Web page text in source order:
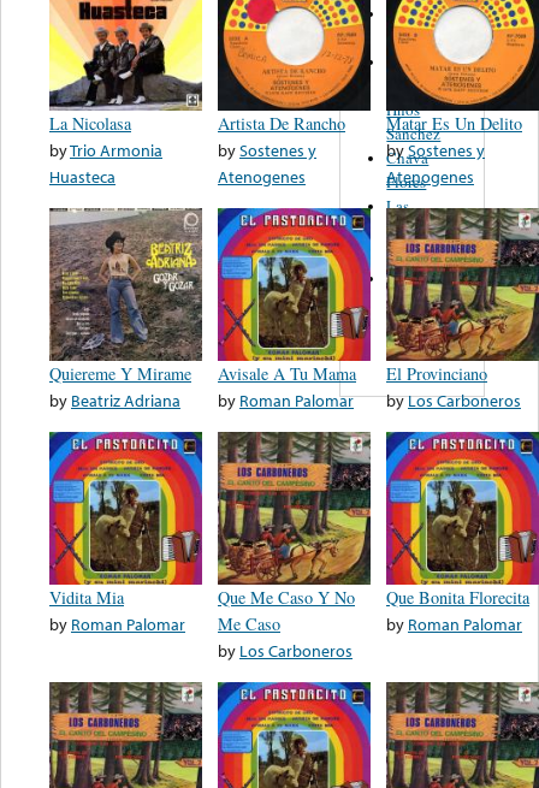
La Nicolasa
byTrio Armonia
Huasteca
Artista De Rancho
bySostenes y
Atenogenes
Matar Es Un Delito
bySostenes y
Atenogenes
Quiereme Y Mirame
by Beatriz Adriana
Avisale A Tu Mama
by Roman Palomar
El Provinciano
byLos Carboneros
Vidita Mia
by Roman Palomar
Que Me Caso Y No
Me Caso
by Los Carboneros
Que Bonita Florecita
by Roman Palomar
Lupita
Rodela
Los
Tamaulipecos
Hnos
Sanchez
Chava
Flores
Las
Hermanas
Ayala
Los
Comodines
De Nuevo
Leon